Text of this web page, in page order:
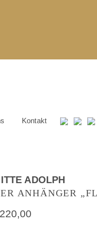
Kontakt
ADOLPH
ANHÄNGER
220,00